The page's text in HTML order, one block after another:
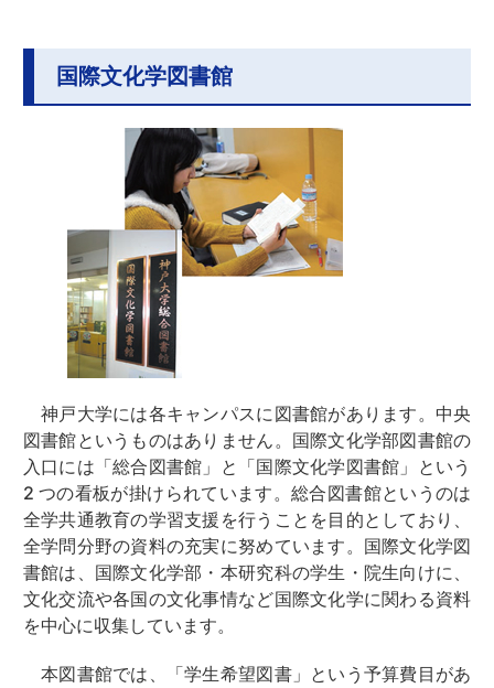
国際文化学図書館
神戸大学には各キャンパスに図書館があります。中央
図書館というものはありません。国際文化学部図書館の
入口には「総合図書館」と「国際文化学図書館」という
2 つの看板が掛けられています。総合図書館というのは
全学共通教育の学習支援を行うことを目的としており、
全学問分野の資料の充実に努めています。国際文化学図
書館は、国際文化学部・本研究科の学生・院生向けに、
文化交流や各国の文化事情など国際文化学に関わる資料
を中心に収集しています。
本図書館では、「学生希望図書」という予算費目があ